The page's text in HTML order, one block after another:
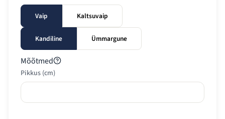
Vaip Kaltsuvaip
Kandiline Ümmargune
Mõõtmed
Pikkus (cm)